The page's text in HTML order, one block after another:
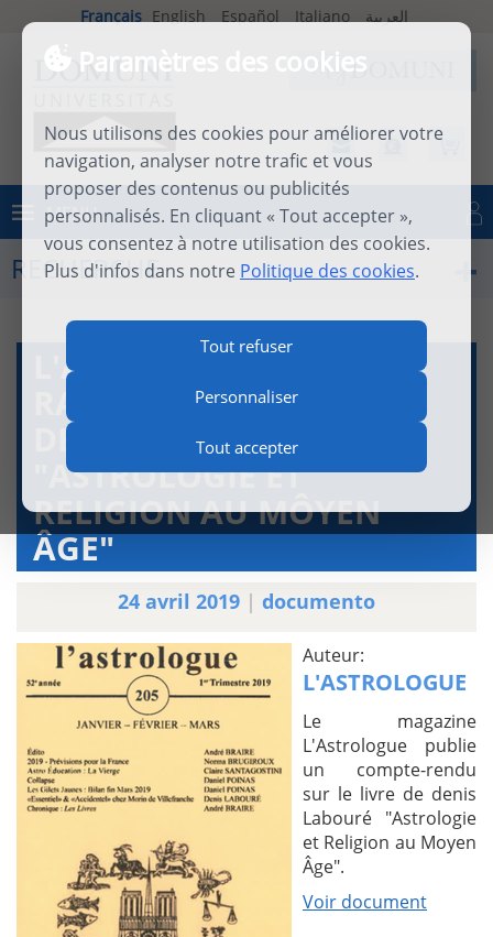
Paramètres des cookies
Nous utilisons des cookies pour améliorer votre
navigation, analyser notre trafic et vous
proposer des contenus ou publicités
personnalisés. En cliquant « Tout accepter »,
vous consentez à notre utilisation des cookies.
Plus d'infos dans notre Politique des cookies.
Tout refuser
Personnaliser
Tout accepter
Français English Español Italiano العربية
MENU Se connecter
RECHERCHE
L'ASTROLOGUE : UN
RAPPORT SUR LE LIVRE
DE DENIS LABOURÉ
"ASTROLOGIE ET
RELIGION AU MÔYEN
ÂGE"
24 avril 2019 | documento
Auteur:
L'ASTROLOGUE
Le magazine
L'Astrologue publie
un compte-rendu
sur le livre de denis
Labouré "Astrologie
et Religion au Moyen
Âge".
Voir document